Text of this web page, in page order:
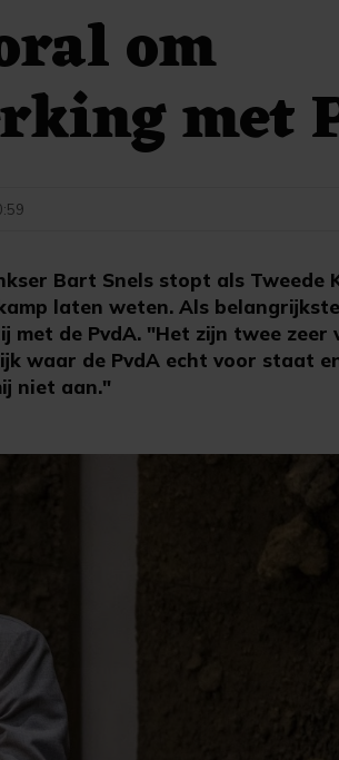
om
met
Bart Snels stopt als Tweede
laten weten. Als
met de PvdA. "Het zijn twee
waar de PvdA echt voor staat
niet aan."